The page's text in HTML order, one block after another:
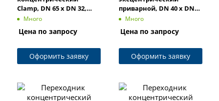
Clamp, DN 65 x DN 32,
нерж. сталь 316, TLCR65-
Много
Цена по запросу
Оформить заявку
приварной, DN 40 x DN
20, нерж. сталь 316,
Много
Цена по запросу
Оформить заявку